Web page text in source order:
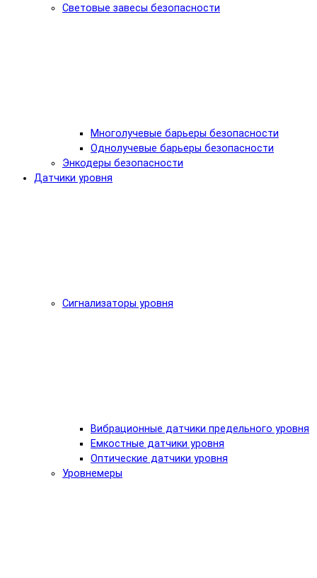
Световые завесы безопасности
Многолучевые барьеры безопасности
Однолучевые барьеры безопасности
Энкодеры безопасности
Датчики уровня
Сигнализаторы уровня
Вибрационные датчики предельного уровня
Емкостные датчики уровня
Оптические датчики уровня
Уровнемеры